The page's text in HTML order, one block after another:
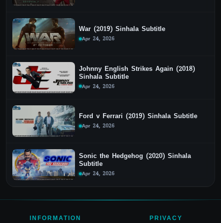
War (2019) Sinhala Subtitle
Apr 24, 2026
Johnny English Strikes Again (2018)
Sinhala Subtitle
Apr 24, 2026
Ford v Ferrari (2019) Sinhala Subtitle
Apr 24, 2026
Sonic the Hedgehog (2020) Sinhala
Subtitle
Apr 24, 2026
INFORMATION PRIVACY